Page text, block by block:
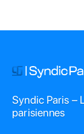
Syndic Paris –
parisiennes